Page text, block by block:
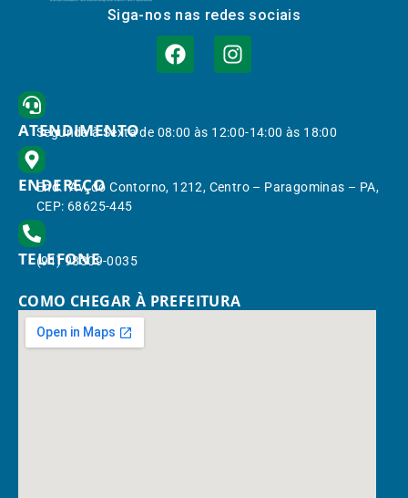
Siga-nos nas redes sociais
ATENDIMENTO
Segunda à Sexta de 08:00 às 12:00-14:00 às 18:00
ENDEREÇO
End.: Av. do Contorno, 1212, Centro – Paragominas – PA,
CEP: 68625-445
TELEFONE
(91) 98309-0035
COMO CHEGAR À PREFEITURA